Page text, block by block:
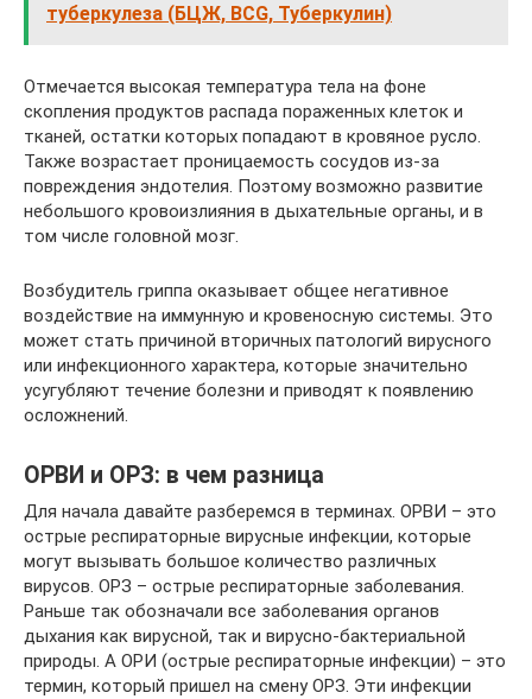
туберкулеза (БЦЖ, BCG, Туберкулин)
Отмечается высокая температура тела на фоне
скопления продуктов распада пораженных клеток и
тканей, остатки которых попадают в кровяное русло.
Также возрастает проницаемость сосудов из-за
повреждения эндотелия. Поэтому возможно развитие
небольшого кровоизлияния в дыхательные органы, и в
том числе головной мозг.
Возбудитель гриппа оказывает общее негативное
воздействие на иммунную и кровеносную системы. Это
может стать причиной вторичных патологий вирусного
или инфекционного характера, которые значительно
усугубляют течение болезни и приводят к появлению
осложнений.
ОРВИ и ОРЗ: в чем разница
Для начала давайте разберемся в терминах. ОРВИ – это
острые респираторные вирусные инфекции, которые
могут вызывать большое количество различных
вирусов. ОРЗ – острые респираторные заболевания.
Раньше так обозначали все заболевания органов
дыхания как вирусной, так и вирусно-бактериальной
природы. А ОРИ (острые респираторные инфекции) – это
термин, который пришел на смену ОРЗ. Эти инфекции